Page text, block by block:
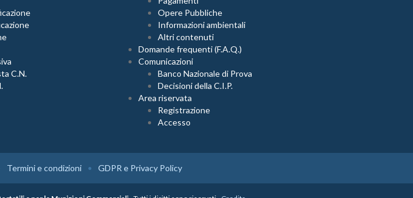
C.N.
Opere Pubbliche
Informazioni ambientali
Altri contenuti
Domande frequenti (F.A.Q.)
Comunicazioni
Banco Nazionale di Prova
Decisioni della C.I.P.
Area riservata
Registrazione
Accesso
Termini e condizioni GDPR e Privacy Policy